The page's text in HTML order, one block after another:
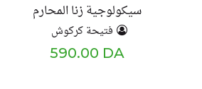
سيكولوجية زنا المحارم
فتيحة كركوش
590.00 DA